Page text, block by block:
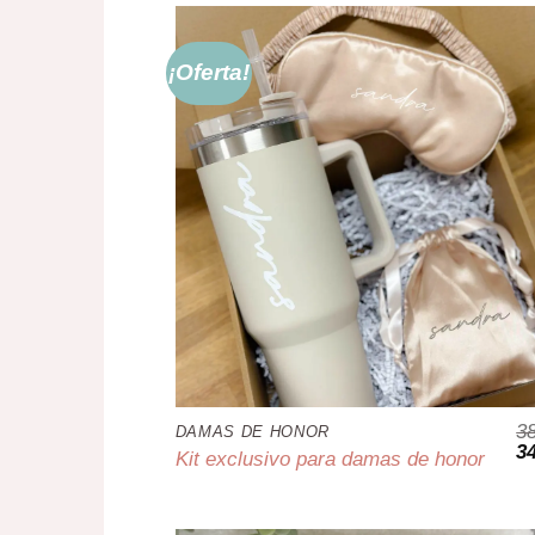
¡Oferta!
DAMAS DE HONOR
Kit exclusivo para damas de honor
El